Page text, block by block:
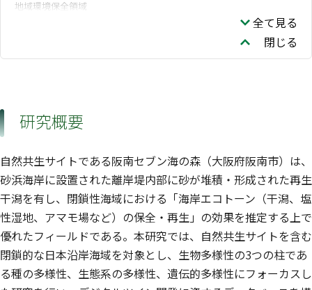
地域環境保全領域
全て見る
閉じる
研究概要
自然共生サイトである阪南セブン海の森（大阪府阪南市）は、
砂浜海岸に設置された離岸堤内部に砂が堆積・形成された再生
干潟を有し、閉鎖性海域における「海岸エコトーン（干潟、塩
性湿地、アマモ場など）の保全・再生」の効果を推定する上で
優れたフィールドである。本研究では、自然共生サイトを含む
閉鎖的な日本沿岸海域を対象とし、生物多様性の3つの柱であ
る種の多様性、生態系の多様性、遺伝的多様性にフォーカスし